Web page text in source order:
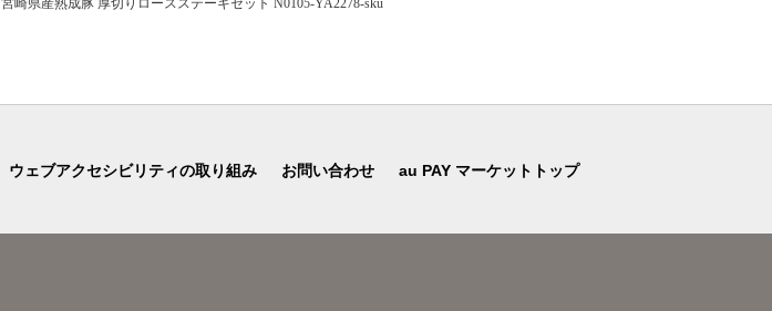
宮崎県産熟成豚 厚切りロースステーキセット N0105-YA2278-sku
ウェブアクセシビリティの取り組み お問い合わせ au PAY マーケットトップ